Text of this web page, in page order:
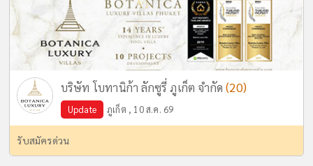
บริษัท โบทานิก้า ลักซูรี่ ภูเก็ต จำกัด(20)
Update ภูเก็ต , 10 ส.ค. 69
รับสมัครด่วน